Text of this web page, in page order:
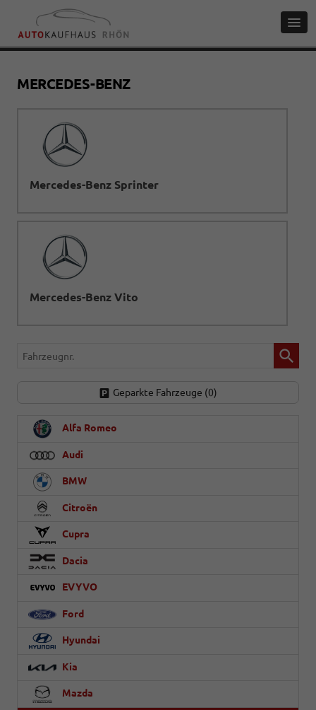
MERCEDES-BENZ
Mercedes-Benz Sprinter
Mercedes-Benz Vito
Fahrzeugnr.
Geparkte Fahrzeuge (0)
Alfa Romeo
Audi
BMW
Citroën
Cupra
Dacia
EVYVO
Ford
Hyundai
Kia
Mazda